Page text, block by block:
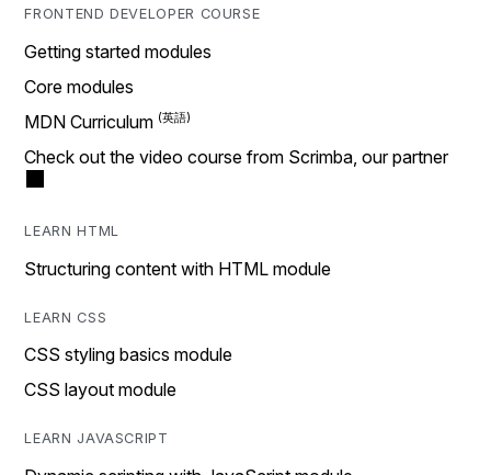
FRONTEND DEVELOPER COURSE
Getting started modules
Core modules
MDN Curriculum
Check out the video course from Scrimba, our partner
LEARN HTML
Structuring content with HTML module
LEARN CSS
CSS styling basics module
CSS layout module
LEARN JAVASCRIPT